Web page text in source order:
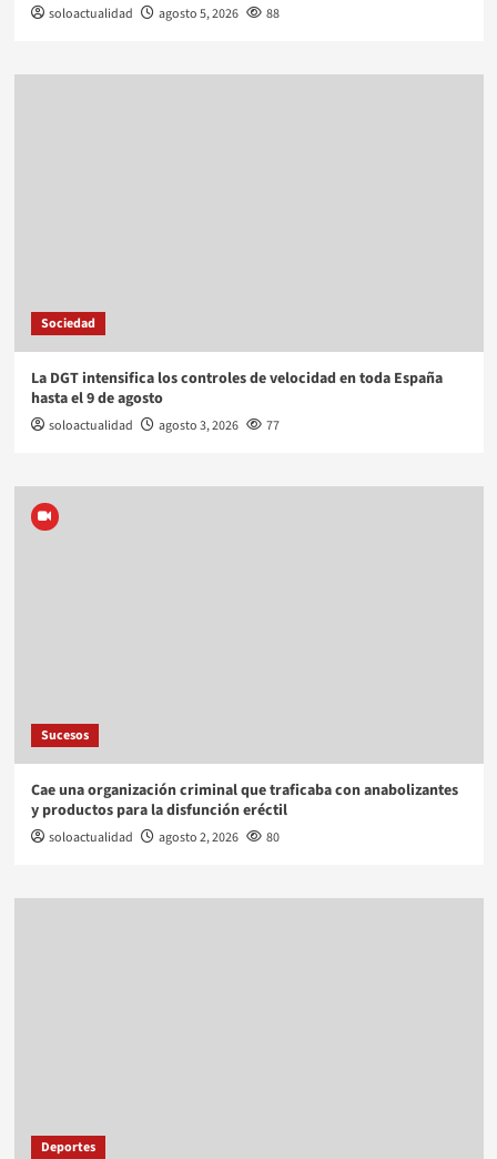
soloactualidad agosto 5, 2026 88
Sociedad
La DGT intensifica los controles de velocidad en toda España
hasta el 9 de agosto
soloactualidad agosto 3, 2026 77
Sucesos
Cae una organización criminal que traficaba con anabolizantes
y productos para la disfunción eréctil
soloactualidad agosto 2, 2026 80
Deportes